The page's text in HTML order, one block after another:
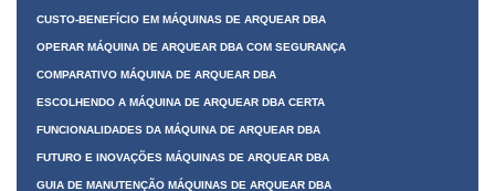
CUSTO-BENEFÍCIO EM MÁQUINAS DE ARQUEAR DBA
OPERAR MÁQUINA DE ARQUEAR DBA COM SEGURANÇA
COMPARATIVO MÁQUINA DE ARQUEAR DBA
ESCOLHENDO A MÁQUINA DE ARQUEAR DBA CERTA
FUNCIONALIDADES DA MÁQUINA DE ARQUEAR DBA
FUTURO E INOVAÇÕES MÁQUINAS DE ARQUEAR DBA
GUIA DE MANUTENÇÃO MÁQUINAS DE ARQUEAR DBA